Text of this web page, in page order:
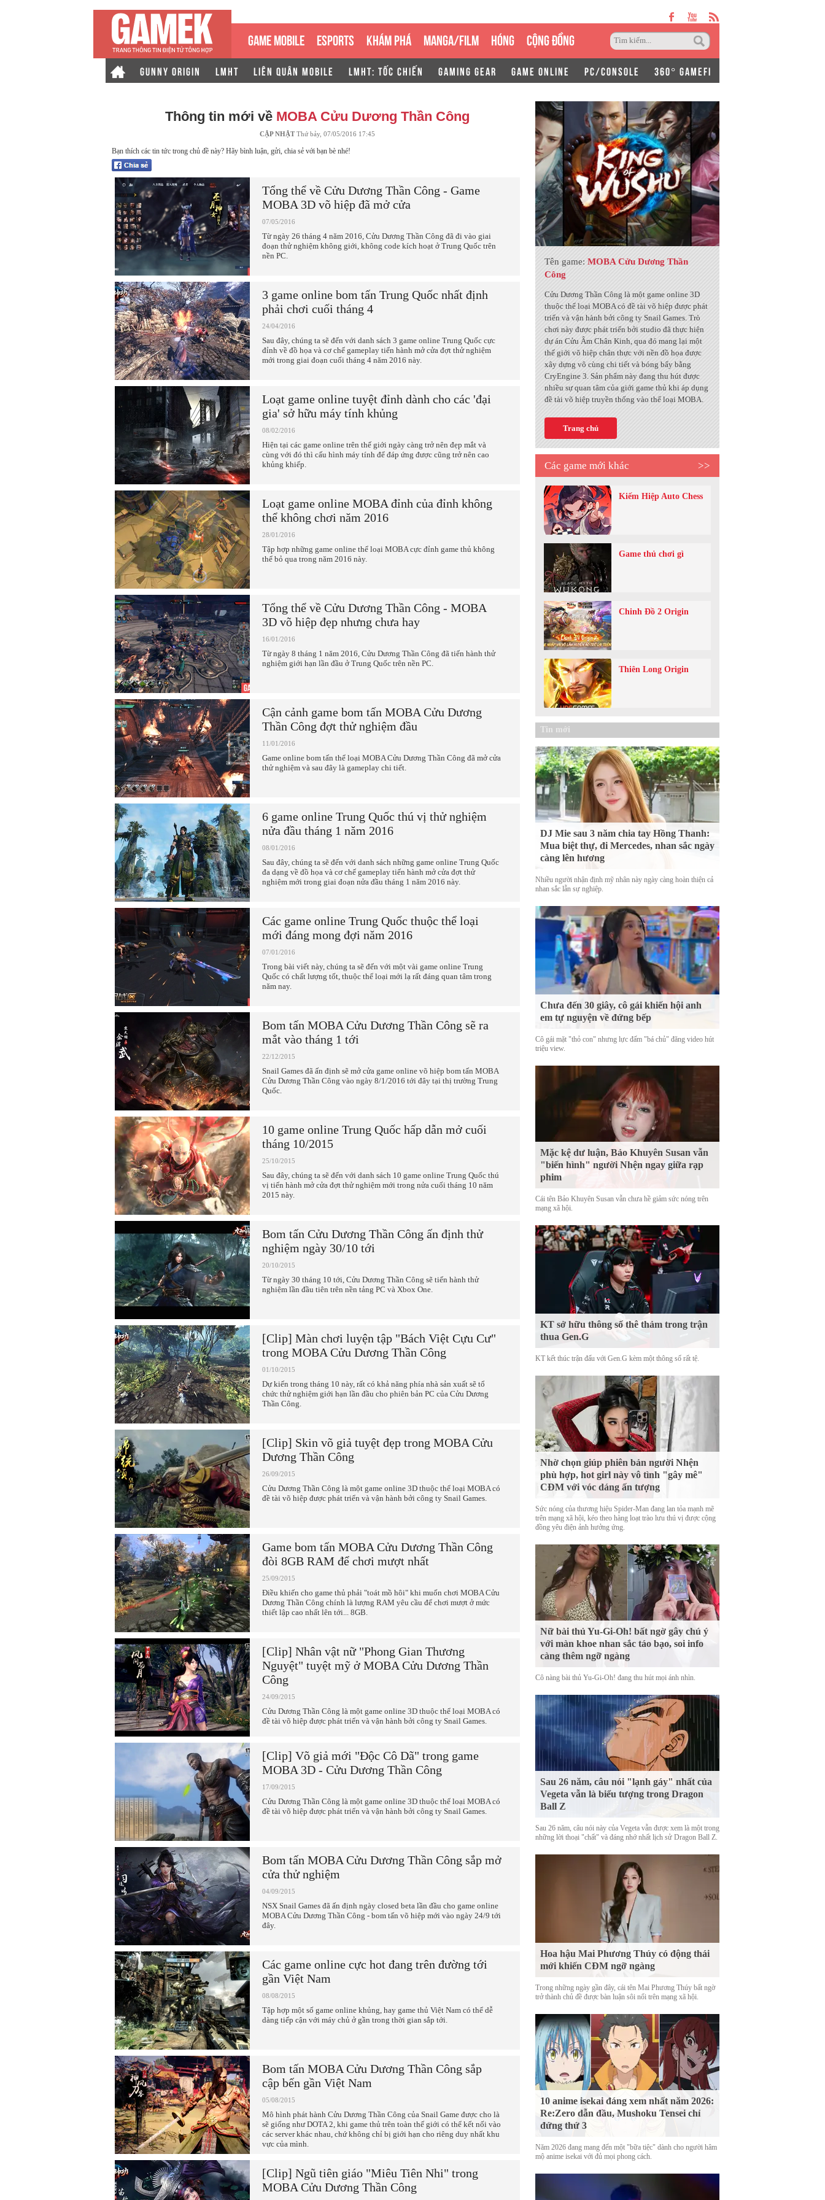
GAME MOBILE ESPORTS KHÁM PHÁ MANGA/FILM HÓNG CỘNG ĐỒNG
GUNNY ORIGIN LMHT LIÊN QUÂN MOBILE LMHT: TỐC CHIẾN GAMING GEAR GAME ONLINE PC/CONSOLE 360° GAMEFI
Thông tin mới về MOBA Cửu Dương Thần Công
CẬP NHẬTThứ bảy, 07/05/2016 17:45
Bạn thích các tin tức trong chủ đề này? Hãy bình luận, gửi, chia sẻ với bạn bè nhé!
Tổng thể về Cửu Dương Thần Công - Game
MOBA 3D võ hiệp đã mở cửa
07/05/2016
Từ ngày 26 tháng 4 năm 2016, Cửu Dương Thần Công đã đi vào giai
đoạn thử nghiệm không giới, không code kích hoạt ở Trung Quốc trên
nền PC.
3 game online bom tấn Trung Quốc nhất định
phải chơi cuối tháng 4
24/04/2016
Sau đây, chúng ta sẽ đến với danh sách 3 game online Trung Quốc cực
đỉnh về đồ họa và cơ chế gameplay tiến hành mở cửa đợt thử nghiệm
mới trong giai đoạn cuối tháng 4 năm 2016 này.
Loạt game online tuyệt đỉnh dành cho các 'đại
gia' sở hữu máy tính khủng
08/02/2016
Hiện tại các game online trên thế giới ngày càng trở nên đẹp mắt và
cùng với đó thì cấu hình máy tính để đáp ứng được cũng trở nên cao
khủng khiếp.
Loạt game online MOBA đỉnh của đỉnh không
thể không chơi năm 2016
28/01/2016
Tập hợp những game online thể loại MOBA cực đỉnh game thủ không
thể bỏ qua trong năm 2016 này.
Tổng thể về Cửu Dương Thần Công - MOBA
3D võ hiệp đẹp nhưng chưa hay
16/01/2016
Từ ngày 8 tháng 1 năm 2016, Cửu Dương Thần Công đã tiến hành thử
nghiệm giới hạn lần đầu ở Trung Quốc trên nền PC.
Cận cảnh game bom tấn MOBA Cửu Dương
Thần Công đợt thử nghiệm đầu
11/01/2016
Game online bom tấn thể loại MOBA Cửu Dương Thần Công đã mở cửa
thử nghiệm và sau đây là gameplay chi tiết.
6 game online Trung Quốc thú vị thử nghiệm
nửa đầu tháng 1 năm 2016
08/01/2016
Sau đây, chúng ta sẽ đến với danh sách những game online Trung Quốc
đa dạng về đồ họa và cơ chế gameplay tiến hành mở cửa đợt thử
nghiệm mới trong giai đoạn nửa đầu tháng 1 năm 2016 này.
Các game online Trung Quốc thuộc thể loại
mới đáng mong đợi năm 2016
07/01/2016
Trong bài viết này, chúng ta sẽ đến với một vài game online Trung
Quốc có chất lượng tốt, thuộc thể loại mới lạ rất đáng quan tâm trong
năm nay.
Bom tấn MOBA Cửu Dương Thần Công sẽ ra
mắt vào tháng 1 tới
22/12/2015
Snail Games đã ấn định sẽ mở cửa game online võ hiệp bom tấn MOBA
Cửu Dương Thần Công vào ngày 8/1/2016 tới đây tại thị trường Trung
Quốc.
10 game online Trung Quốc hấp dẫn mở cuối
tháng 10/2015
25/10/2015
Sau đây, chúng ta sẽ đến với danh sách 10 game online Trung Quốc thú
vị tiến hành mở cửa đợt thử nghiệm mới trong nửa cuối tháng 10 năm
2015 này.
Bom tấn Cửu Dương Thần Công ấn định thử
nghiệm ngày 30/10 tới
20/10/2015
Từ ngày 30 tháng 10 tới, Cửu Dương Thần Công sẽ tiến hành thử
nghiệm lần đầu tiên trên nền tảng PC và Xbox One.
[Clip] Màn chơi luyện tập "Bách Việt Cựu Cư"
trong MOBA Cửu Dương Thần Công
01/10/2015
Dự kiến trong tháng 10 này, rất có khả năng phía nhà sản xuất sẽ tổ
chức thử nghiệm giới hạn lần đầu cho phiên bản PC của Cửu Dương
Thần Công.
[Clip] Skin võ giả tuyệt đẹp trong MOBA Cửu
Dương Thần Công
26/09/2015
Cửu Dương Thần Công là một game online 3D thuộc thể loại MOBA có
đề tài võ hiệp được phát triển và vận hành bởi công ty Snail Games.
Game bom tấn MOBA Cửu Dương Thần Công
đòi 8GB RAM để chơi mượt nhất
25/09/2015
Điều khiến cho game thủ phải "toát mồ hôi" khi muốn chơi MOBA Cửu
Dương Thần Công chính là lượng RAM yêu cầu để chơi mượt ở mức
thiết lập cao nhất lên tới... 8GB.
[Clip] Nhân vật nữ "Phong Gian Thương
Nguyệt" tuyệt mỹ ở MOBA Cửu Dương Thần
Công
24/09/2015
Cửu Dương Thần Công là một game online 3D thuộc thể loại MOBA có
đề tài võ hiệp được phát triển và vận hành bởi công ty Snail Games.
[Clip] Võ giả mới "Độc Cô Dã" trong game
MOBA 3D - Cửu Dương Thần Công
17/09/2015
Cửu Dương Thần Công là một game online 3D thuộc thể loại MOBA có
đề tài võ hiệp được phát triển và vận hành bởi công ty Snail Games.
Bom tấn MOBA Cửu Dương Thần Công sắp mở
cửa thử nghiệm
04/09/2015
NSX Snail Games đã ấn định ngày closed beta lần đầu cho game online
MOBA Cửu Dương Thần Công - bom tấn võ hiệp mới vào ngày 24/9 tới
đây.
Các game online cực hot đang trên đường tới
gần Việt Nam
08/08/2015
Tập hợp một số game online khủng, hay game thủ Việt Nam có thể dễ
dàng tiếp cận với máy chủ ở gần trong thời gian sắp tới.
Bom tấn MOBA Cửu Dương Thần Công sắp
cập bến gần Việt Nam
05/08/2015
Mô hình phát hành Cửu Dương Thần Công của Snail Game được cho là
sẽ giống như DOTA 2, khi game thủ trên toàn thế giới có thể kết nối vào
các server khác nhau, chứ không chỉ bị giới hạn cho riêng duy nhất khu
vực của mình.
[Clip] Ngũ tiên giáo "Miêu Tiên Nhi" trong
MOBA Cửu Dương Thần Công
Tên game: MOBA Cửu Dương Thần
Công
Cửu Dương Thần Công là một game online 3D
thuộc thể loại MOBA có đề tài võ hiệp được phát
triển và vận hành bởi công ty Snail Games. Trò
chơi này được phát triển bởi studio đã thực hiện
dự án Cửu Âm Chân Kinh, qua đó mang lại một
thế giới võ hiệp chân thực với nền đồ họa được
xây dựng vô cùng chi tiết và bóng bẩy bằng
CryEngine 3. Sản phẩm này đang thu hút được
nhiều sự quan tâm của giới game thủ khi áp dụng
đề tài võ hiệp truyền thống vào thể loại MOBA.
Trang chủ
Các game mới khác >>
Kiếm Hiệp Auto Chess
Game thủ chơi gì
Chinh Đồ 2 Origin
Thiên Long Origin
Tin mới
DJ Mie sau 3 năm chia tay Hồng Thanh:
Mua biệt thự, đi Mercedes, nhan sắc ngày
càng lên hương
Nhiều người nhận định mỹ nhân này ngày càng hoàn thiện cả
nhan sắc lẫn sự nghiệp.
Chưa đến 30 giây, cô gái khiến hội anh
em tự nguyện về đứng bếp
Cô gái mặt "thỏ con" nhưng lực đấm "bá chủ" đăng video hút
triệu view.
Mặc kệ dư luận, Bảo Khuyên Susan vẫn
"biến hình" người Nhện ngay giữa rạp
phim
Cái tên Bảo Khuyên Susan vẫn chưa hề giảm sức nóng trên
mạng xã hội.
KT sở hữu thông số thê thảm trong trận
thua Gen.G
KT kết thúc trận đấu với Gen.G kèm một thông số rất tệ.
Nhờ chọn giúp phiên bản người Nhện
phù hợp, hot girl này vô tình "gây mê"
CĐM với vóc dáng ấn tượng
Sức nóng của thương hiệu Spider-Man đang lan tỏa mạnh mẽ
trên mạng xã hội, kéo theo hàng loạt trào lưu thú vị được cộng
đồng yêu điện ảnh hưởng ứng.
Nữ bài thủ Yu-Gi-Oh! bất ngờ gây chú ý
với màn khoe nhan sắc táo bạo, soi info
càng thêm ngỡ ngàng
Cô nàng bài thủ Yu-Gi-Oh! đang thu hút mọi ánh nhìn.
Sau 26 năm, câu nói "lạnh gáy" nhất của
Vegeta vẫn là biểu tượng trong Dragon
Ball Z
Sau 26 năm, câu nói này của Vegeta vẫn được xem là một trong
những lời thoại "chất" và đáng nhớ nhất lịch sử Dragon Ball Z.
Hoa hậu Mai Phương Thúy có động thái
mới khiến CĐM ngỡ ngàng
Trong những ngày gần đây, cái tên Mai Phương Thúy bất ngờ
trở thành chủ đề được bàn luận sôi nổi trên mạng xã hội.
10 anime isekai đáng xem nhất năm 2026:
Re:Zero dẫn đầu, Mushoku Tensei chỉ
đứng thứ 3
Năm 2026 đang mang đến một "bữa tiệc" dành cho người hâm
mộ anime isekai với đủ mọi phong cách.